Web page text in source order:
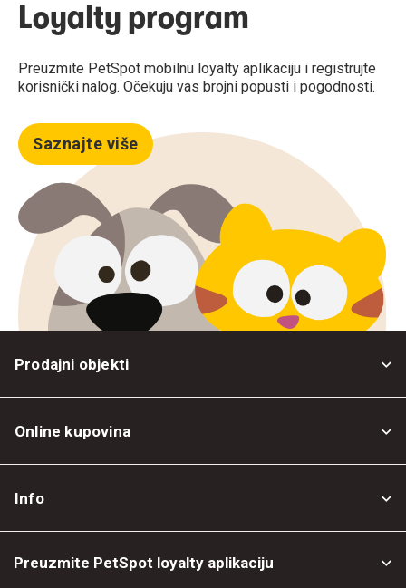
Loyalty program
Preuzmite PetSpot mobilnu loyalty aplikaciju i registrujte
korisnički nalog. Očekuju vas brojni popusti i pogodnosti.
Saznajte više
Prodajni objekti
Online kupovina
Info
Preuzmite PetSpot loyalty aplikaciju